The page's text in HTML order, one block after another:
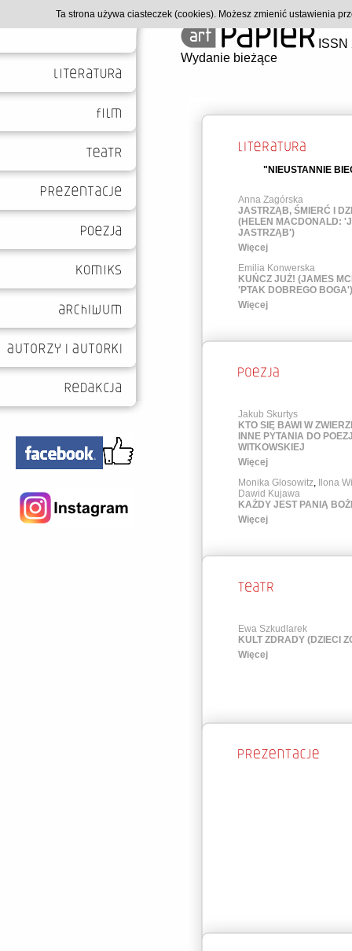
Wydanie bieżące
"NIEUSTANNIE
Anna Zagórska
JASTRZĄB, ŚMIERĆ I
(HELEN MACDONALD:
JASTRZĄB')
Więcej
Emilia Konwerska
KUŃCZ JUŻ! (JAMES
'PTAK DOBREGO BOGA')
Więcej
Jakub Skurtys
KTO SIĘ BAWI W
INNE PYTANIA DO
WITKOWSKIEJ
Więcej
Monika Glosowitz,
Ilona
Dawid Kujawa
KAŻDY JEST PANIĄ
Więcej
Ewa Szkudlarek
KULT ZDRADY (DZIECI
Więcej
Ta strona używa ciasteczek (cookies). Możesz zmienić ustawienia